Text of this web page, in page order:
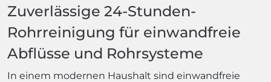
Zuverlässige 24-Stunden-
Rohrreinigung für einwandfreie
Abflüsse und Rohrsysteme
In einem modernen Haushalt sind einwandfreie